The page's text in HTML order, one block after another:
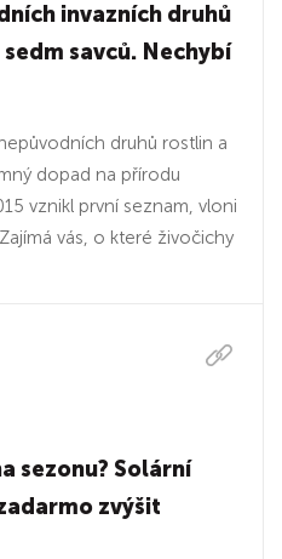
invazních druhů
savců. Nechybí
druhů rostlin a
dopad na přírodu
vznikl první seznam, vloni
vás, o které živočichy
sezonu? Solární
zvýšit